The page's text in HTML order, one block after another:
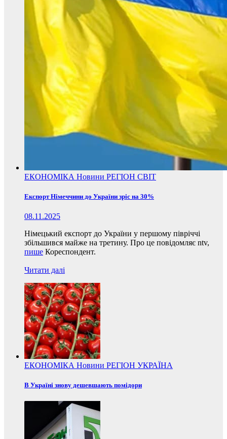
ЕКОНОМІКА Новини РЕГІОН СВІТ
Експорт Німеччини до України зріс на 30%
08.11.2025
Німецький експорт до України у першому півріччі
збільшився майже на третину. Про це повідомляє ntv,
пише Кореспондент.
Читати далі
ЕКОНОМІКА Новини РЕГІОН УКРАЇНА
В Україні знову дешевшають помідори